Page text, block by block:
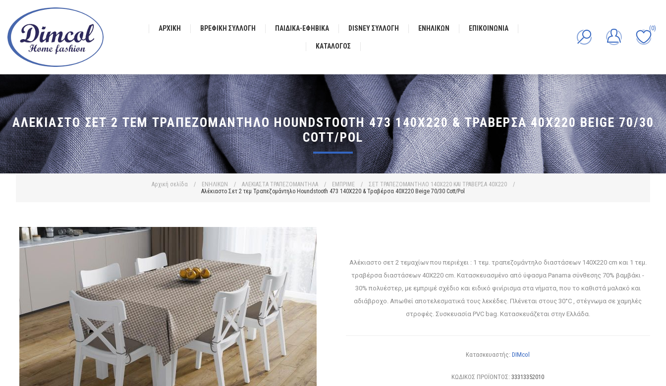
ΑΡΧΙΚΉ ΒΡΕΦΙΚΗ ΣΥΛΛΟΓΗ ΠΑΙΔΙΚΑ-ΕΦΗΒΙΚΑ DISNEY ΣΥΛΛΟΓΗ ΕΝΗΛΙΚΩΝ ΕΠΙΚΟΙΝΩΝΊΑ
ΚΑΤΆΛΟΓΟΣ
(0)
Αρχική σελίδα / ΕΝΗΛΙΚΩΝ / ΑΛΕΚΙΑΣΤΑ ΤΡΑΠΕΖΟΜΑΝΤΗΛΑ / ΕΜΠΡΙΜΕ / ΣΕΤ ΤΡΑΠΕΖΟΜΑΝΤΗΛΟ 140X220 ΚΑΙ ΤΡΑΒΕΡΣΑ 40Χ220
/
Αλέκιαστο Σετ 2 τεμ Τραπεζομάντηλο Houndstooth 473 140X220 & Τραβέρσα 40X220 Beige 70/30 Cott/Pol
ΑΛΈΚΙΑΣΤΟ ΣΕΤ 2 ΤΕΜ ΤΡΑΠΕΖΟΜΆΝΤΗΛΟ HOUNDSTOOTH 473 140X220 & ΤΡΑΒΈΡΣΑ 40X220 BEIGE 70/30
COTT/POL
Αλέκιαστο σετ 2 τεμαχίων που περιέχει : 1 τεμ. τραπεζομάντηλο διαστάσεων 140X220 cm και 1 τεμ.
τραβέρσα διαστάσεων 40X220 cm. Κατασκευασμένο από ύφασμα Panama σύνθεσης 70% βαμβάκι -
30% πολυέστερ, με εμπριμέ σχέδιο και ειδικό φινίρισμα στα νήματα, που το καθιστά μαλακό και
αδιάβροχο. Απωθεί αποτελεσματικά τους λεκέδες. Πλένεται στους 30°C , στέγνωμα σε χαμηλές
στροφές. Συσκευασία PVC bag. Κατασκευάζεται στην Ελλάδα.
Κατασκευαστής: DIMcol
ΚΩΔΙΚΟΣ ΠΡΟΪΟΝΤΟΣ: 33313352010